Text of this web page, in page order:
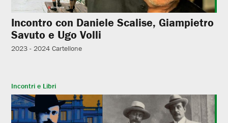
Incontro con Daniele Scalise, Giampietro
Savuto e Ugo Volli
2023 - 2024 Cartellone
Incontri e Libri